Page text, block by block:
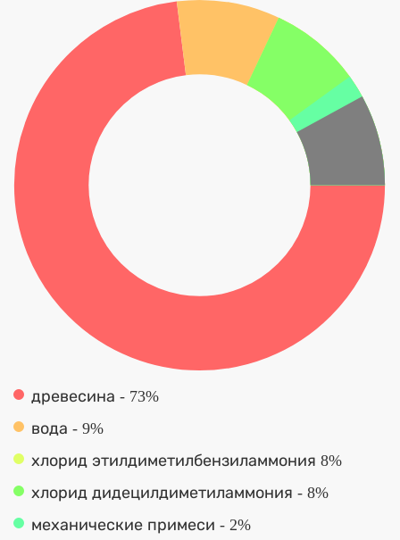
древесина - 73%
вода - 9%
хлорид этилдиметилбензиламмония 8%
хлорид дидецилдиметиламмония - 8%
механические примеси - 2%